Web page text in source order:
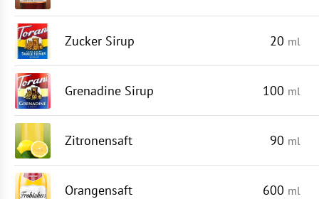
Zucker Sirup 20 ml
Grenadine Sirup 100 ml
Zitronensaft 90 ml
Orangensaft 600 ml